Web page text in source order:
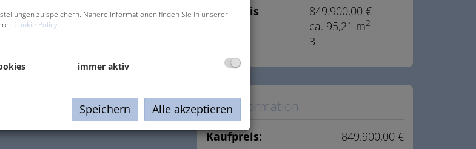
Kaufpreis
849.900,00 €
ca. 95,21 m2
3
Preisinformation
Kaufpreis:
849.900,00 €
zu speichern. Nähere Informationen finden Sie in unserer
Cookie Policy.
immer aktiv
Speichern Alle akzeptieren